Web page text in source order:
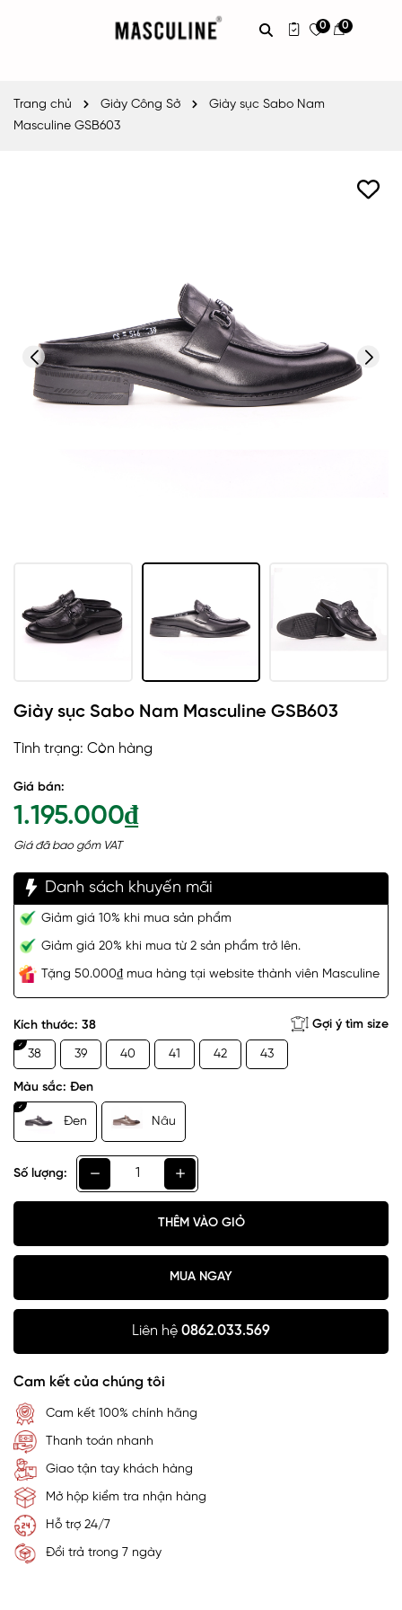
0 0
Trang chủ Giày Công Sở
Giày sục Sabo Nam
Masculine GSB603
Giày sục Sabo Nam Masculine GSB603
Tình trạng: Còn hàng
Giá bán:
1.195.000₫
Giá đã bao gồm VAT
Danh sách khuyến mãi
Giảm giá 10% khi mua sản phẩm
Giảm giá 20% khi mua từ 2 sản phẩm trở lên.
Tặng 50.000₫ mua hàng tại website thành viên Masculine
Kích thước: 38 Gợi ý tìm size
38 39 40 41 42 43
Màu sắc: Đen
Đen Nâu
Số lượng:
THÊM VÀO GIỎ
MUA NGAY
Liên hệ 0862.033.569
Cam kết của chúng tôi
Cam kết 100% chính hãng
Thanh toán nhanh
Giao tận tay khách hàng
Mở hộp kiểm tra nhận hàng
Hỗ trợ 24/7
Đổi trả trong 7 ngày